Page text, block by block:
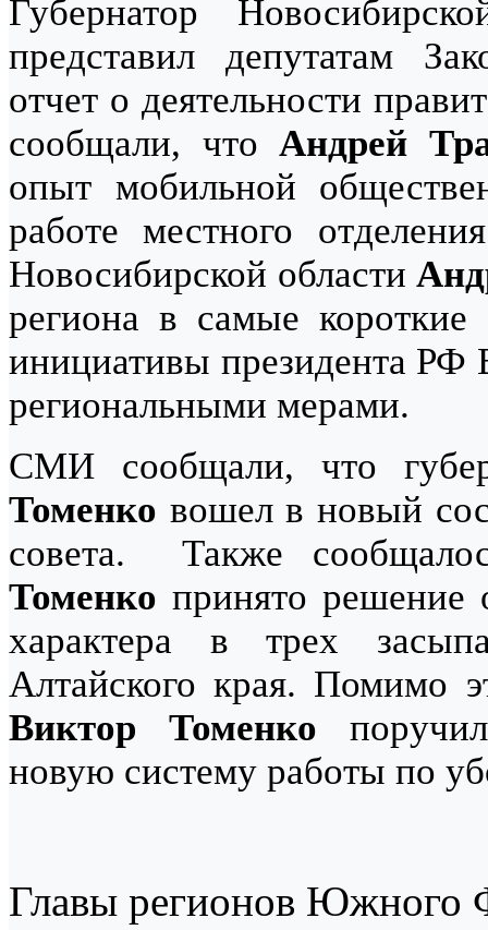
Губернатор
представил депутатам
отчет о деятельности
сообщали, чтоАндрей
опыт мобильной
работе местного
Новосибирской области
региона в самые
инициативы президента РФ
региональными мерами.
СМИ сообщали, что
Томенко вошел в новый
совета. Также
Томенко принято решение
характера в трех
Алтайского края. Помимо
Виктор Томенко
новую систему работы по
Главы регионов Южного